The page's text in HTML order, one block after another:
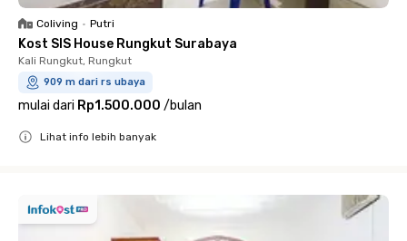
Coliving • Putri
Kost SIS House Rungkut Surabaya
Kali Rungkut, Rungkut
909 m dari rs ubaya
mulai dari Rp1.500.000 /bulan
Lihat info lebih banyak